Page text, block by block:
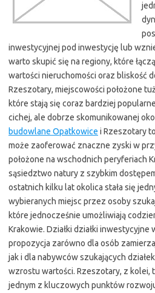
inwestycyjnej pod inwestycję lub
warto skupić się na regiony, które
wartości nieruchomości oraz bliskość
Rzeszotary, miejscowości położone
które stają się coraz bardziej
cichej, ale dobrze skomunikowanej
budowlane Opatkowice i Rzeszotary
może zaoferować znaczne zyski w
położone na wschodnich peryferiach
sąsiedztwo natury z szybkim
ostatnich kilku lat okolica stała się
wybieranych miejsc przez osoby
które jednocześnie umożliwiają
Krakowie. Działki działki
propozycja zarówno dla osób
jak i dla nabywców szukających
wzrostu wartości. Rzeszotary, z kolei,
jednym z kluczowych punktów